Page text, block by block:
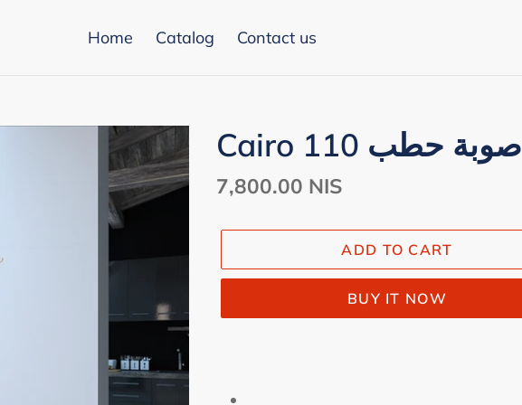
Home Catalog Contact us
Cairo 110 صوبة حطب
Regular
7,800.00 NIS
ADD TO CART
BUY IT NOW